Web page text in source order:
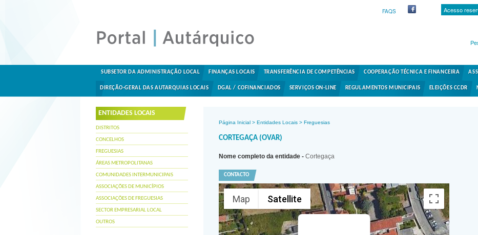
Acesso
FAQS
SUBSETOR DA ADMINISTRAÇÃO LOCAL FINANÇAS LOCAIS TRANSFERÊNCIA DE COMPETÊNCIAS COOPERAÇÃO TÉCNICA E FINANCEIRA
DIREÇÃO-GERAL DAS AUTARQUIAS LOCAIS DGAL / COFINANCIADOS SERVIÇOS ON-LINE REGULAMENTOS MUNICIPAIS ELEIÇÕES CCDR
ENTIDADES LOCAIS
DISTRITOS
CONCELHOS
FREGUESIAS
ÁREAS METROPOLITANAS
COMUNIDADES INTERMUNICIPAIS
ASSOCIAÇÕES DE MUNICÍPIOS
ASSOCIAÇÕES DE FREGUESIAS
SECTOR EMPRESARIAL LOCAL
OUTROS
Página Inicial > Entidades Locais > Freguesias
CORTEGAÇA (OVAR)
Nome completo da entidade - Cortegaça
CONTACTO
Map Satellite